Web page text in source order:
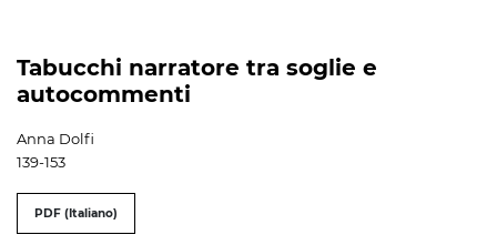
Tabucchi narratore tra soglie e
autocommenti
Anna Dolfi
139-153
PDF (Italiano)